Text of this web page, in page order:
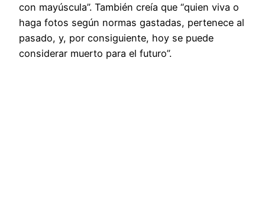
con mayúscula”. También creía que “quien viva o
haga fotos según normas gastadas, pertenece al
pasado, y, por consiguiente, hoy se puede
considerar muerto para el futuro”.